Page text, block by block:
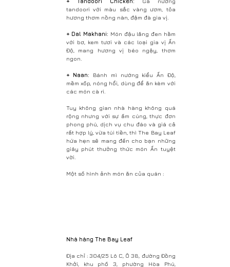
tandoori với màu sắc vàng ươm, tỏa
hương thơm nồng nàn, đậm đà gia vị.
+ Dal Makhani: Món đậu lăng đen hầm
với bơ, kem tươi và các loại gia vị Ấn
Độ, mang hương vị béo ngậy, thơm
ngon.
+ Naan:
Bánh mì nướng kiểu Ấn Độ,
mềm xốp, nóng hổi, dùng để ăn kèm với
các món cà ri.
Tuy không gian nhà hàng không quá
rộng nhưng với sự ấm cúng, thực đơn
phong phú, dịch vụ chu đáo và giá cả
rất hợp lý, vừa túi tiền, thì The Bay Leaf
hứa hẹn sẽ mang đến cho bạn những
giây phút thưởng thức món Ấn tuyệt
vời.
Một số hình ảnh món ăn của quán :
Nhà hàng The Bay Leaf
Địa chỉ : 304/25 Lô C, Ô 38, đường Đồng
Khởi, khu phố 3, phường Hòa Phú,